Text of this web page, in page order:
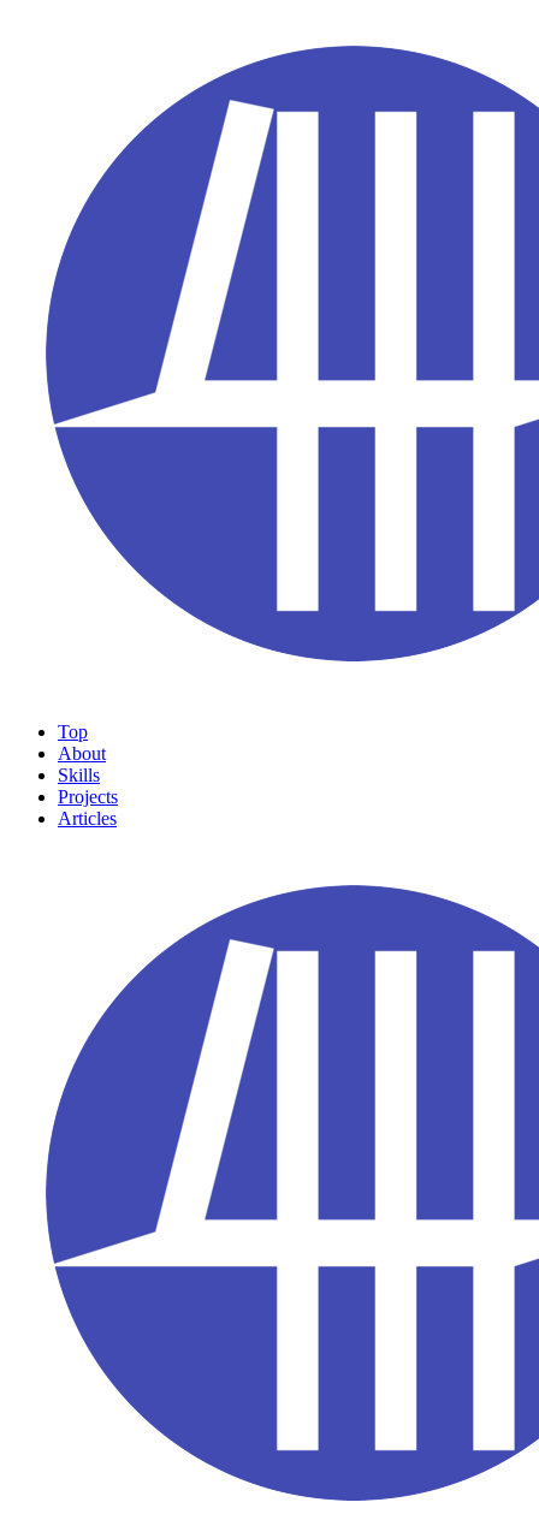
Top
About
Skills
Projects
Articles